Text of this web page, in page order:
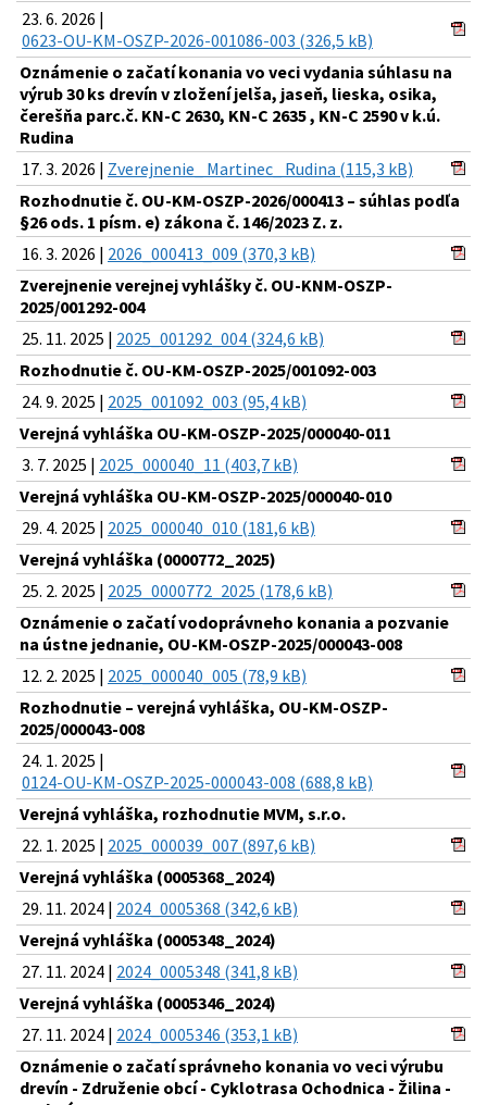
23. 6. 2026 |
0623-OU-KM-OSZP-2026-001086-003 (326,5 kB)
Oznámenie o začatí konania vo veci vydania súhlasu na
výrub 30 ks drevín v zložení jelša, jaseň, lieska, osika,
čerešňa parc.č. KN-C 2630, KN-C 2635 , KN-C 2590 v k.ú.
Rudina
17. 3. 2026 | Zverejnenie_ Martinec_ Rudina (115,3 kB)
Rozhodnutie č. OU-KM-OSZP-2026/000413 – súhlas podľa
§26 ods. 1 písm. e) zákona č. 146/2023 Z. z.
16. 3. 2026 | 2026_000413_009 (370,3 kB)
Zverejnenie verejnej vyhlášky č. OU-KNM-OSZP-
2025/001292-004
25. 11. 2025 | 2025_001292_004 (324,6 kB)
Rozhodnutie č. OU-KM-OSZP-2025/001092-003
24. 9. 2025 | 2025_001092_003 (95,4 kB)
Verejná vyhláška OU-KM-OSZP-2025/000040-011
3. 7. 2025 | 2025_000040_11 (403,7 kB)
Verejná vyhláška OU-KM-OSZP-2025/000040-010
29. 4. 2025 | 2025_000040_010 (181,6 kB)
Verejná vyhláška (0000772_2025)
25. 2. 2025 | 2025_0000772_2025 (178,6 kB)
Oznámenie o začatí vodoprávneho konania a pozvanie
na ústne jednanie, OU-KM-OSZP-2025/000043-008
12. 2. 2025 | 2025_000040_005 (78,9 kB)
Rozhodnutie – verejná vyhláška, OU-KM-OSZP-
2025/000043-008
24. 1. 2025 |
0124-OU-KM-OSZP-2025-000043-008 (688,8 kB)
Verejná vyhláška, rozhodnutie MVM, s.r.o.
22. 1. 2025 | 2025_000039_007 (897,6 kB)
Verejná vyhláška (0005368_2024)
29. 11. 2024 | 2024_0005368 (342,6 kB)
Verejná vyhláška (0005348_2024)
27. 11. 2024 | 2024_0005348 (341,8 kB)
Verejná vyhláška (0005346_2024)
27. 11. 2024 | 2024_0005346 (353,1 kB)
Oznámenie o začatí správneho konania vo veci výrubu
drevín - Združenie obcí - Cyklotrasa Ochodnica - Žilina -